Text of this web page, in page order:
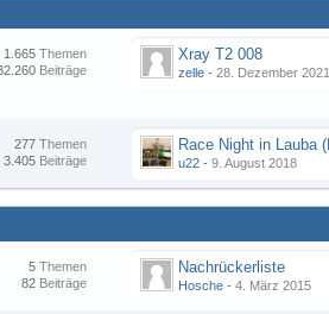
Themen
1.665
Beiträge
Xray T2 008
zelle - 28. Dezember 2021
Themen
277
Beiträge
3.405 u22 - 9. August 2018
Themen
5
Beiträge
82
Nachrückerliste
Hosche - 4. März 2015